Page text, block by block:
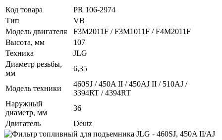
Код товара
PR 106-2974
Тип
VB
Модель двигателя
F3M2011F / F3M1011F / F4M2011F
Высота, мм
107
Техника
JLG
Диаметр резьбы,
мм
6,35
Модель техники
460SJ / 450A II / 450AJ II / 510AJ /
3394RT / 4394RT
Наружный
диаметр, мм
36
Двигатель
Deutz